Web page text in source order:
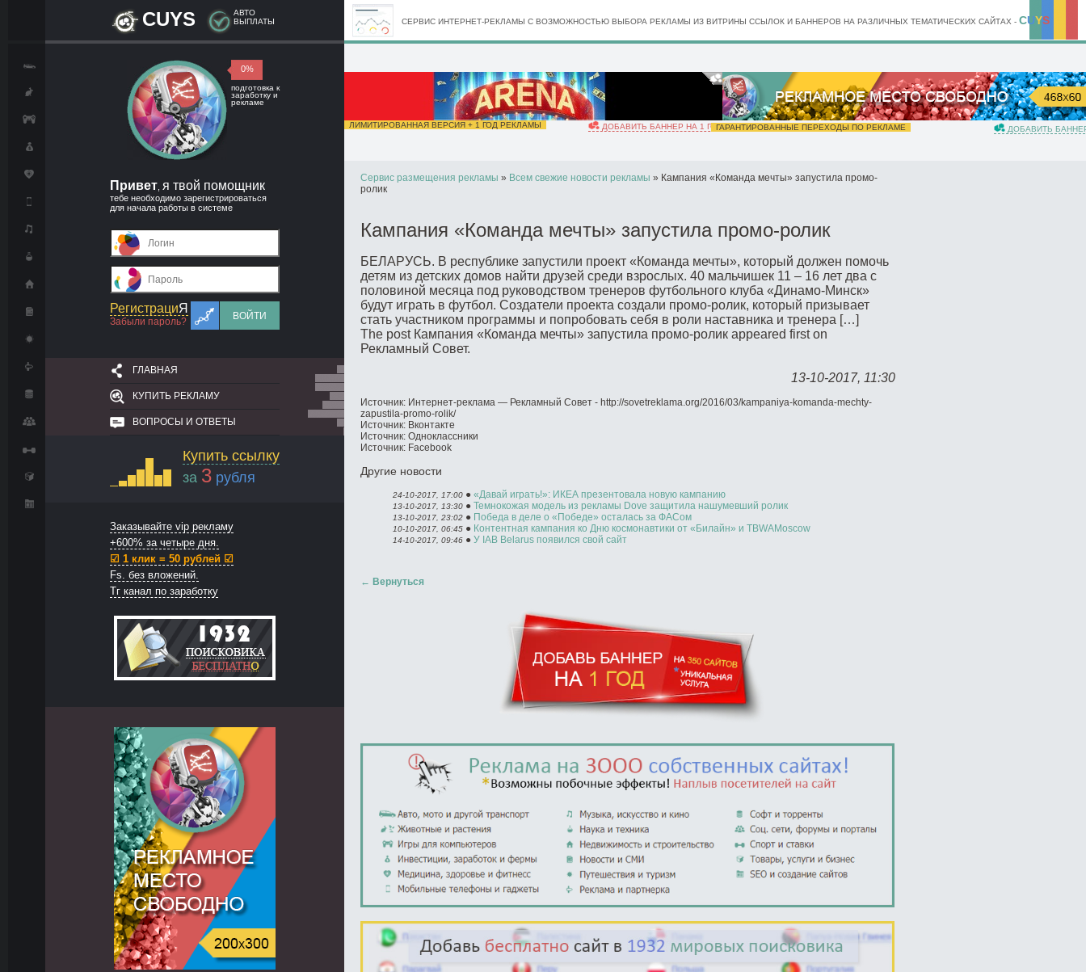
CUYS
АВТО
ВЫПЛАТЫ
0%
подготовка к
заработку и
рекламе
Привет я твой помощник
тебе необходимо зарегистрироваться
для начала работы в системе
РегистрациЯ
Забыли пароль?
ВОЙТИ
ГЛАВНАЯ
КУПИТЬ РЕКЛАМУ
ВОПРОСЫ И ОТВЕТЫ
Купить ссылку
за 3 рубля
Заказывайте vip рекламу
+600% за четыре дня.
☑ 1 клик = 50 рублей ☑
Fs. без вложений.
Тг канал по заработку
СЕРВИС ИНТЕРНЕТ-РЕКЛАМЫ С ВОЗМОЖНОСТЬЮ ВЫБОРА РЕКЛАМЫ ИЗ ВИТРИНЫ ССЫЛОК И БАННЕРОВ НА РАЗЛИЧНЫХ ТЕМАТИЧЕСКИХ САЙТАХ - CUYS
ЛИМИТИРОВАННАЯ ВЕРСИЯ + 1 ГОД РЕКЛАМЫ ДОБАВИТЬ БАННЕР НА 1 ГОДГАРАНТИРОВАННЫЕ ПЕРЕХОДЫ ПО РЕКЛАМЕ ДОБАВИТЬ
Сервис размещения рекламы » Всем свежие новости рекламы » Кампания «Команда мечты» запустила промо-
ролик
Кампания «Команда мечты» запустила промо-ролик
БЕЛАРУСЬ. В республике запустили проект «Команда мечты», который должен помочь
детям из детских домов найти друзей среди взрослых. 40 мальчишек 11 – 16 лет два с
половиной месяца под руководством тренеров футбольного клуба «Динамо-Минск»
будут играть в футбол. Создатели проекта создали промо-ролик, который призывает
стать участником программы и попробовать себя в роли наставника и тренера […]
The post Кампания «Команда мечты» запустила промо-ролик appeared first on
Рекламный Совет.
13-10-2017, 11:30
Источник: Интернет-реклама — Рекламный Совет - http://sovetreklama.org/2016/03/kampaniya-komanda-mechty-
zapustila-promo-rolik/
Источник: Вконтакте
Источник: Одноклассники
Источник: Facebook
Другие новости
24-10-2017, 17:00 ● «Давай играть!»: ИКЕА презентовала новую кампанию
13-10-2017, 13:30 ● Темнокожая модель из рекламы Dove защитила нашумевший ролик
13-10-2017, 23:02 ● Победа в деле о «Победе» осталась за ФАСом
10-10-2017, 06:45 ● Контентная кампания ко Дню космонавтики от «Билайн» и TBWAMoscow
14-10-2017, 09:46 ● У IAB Belarus появился свой сайт
← Вернуться